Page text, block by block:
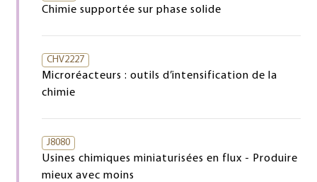
Chimie supportée sur phase solide
CHV2227
Microréacteurs : outils d’intensification de la
chimie
J8080
Usines chimiques miniaturisées en flux - Produire
mieux avec moins